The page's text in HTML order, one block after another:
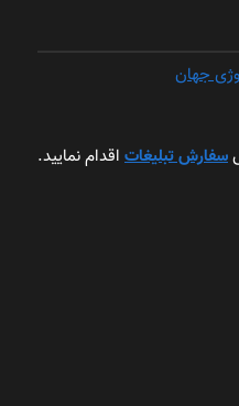
جهان
سفارش تبلیغات اقدام نمایید.